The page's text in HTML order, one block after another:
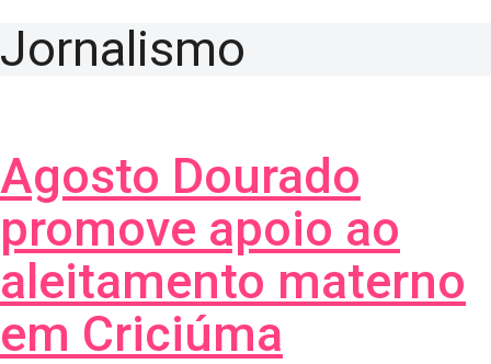
Jornalismo
Agosto Dourado
promove apoio ao
aleitamento materno
em Criciúma